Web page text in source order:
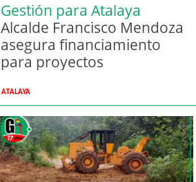
Gestión para Atalaya
Alcalde Francisco Mendoza
asegura financiamiento
para proyectos
ATALAYA